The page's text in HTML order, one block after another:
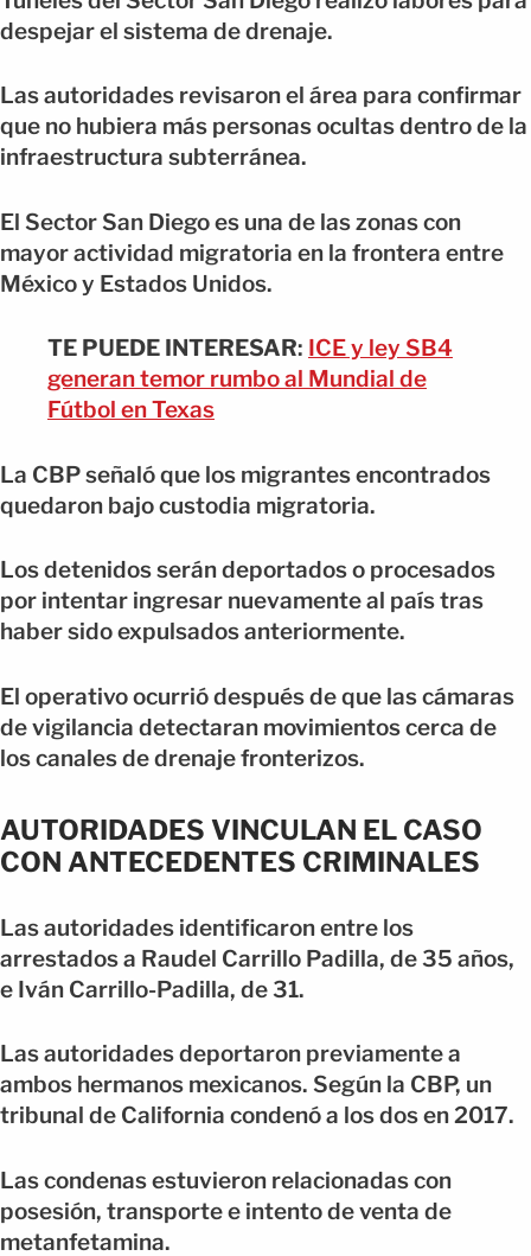
despejar el sistema de drenaje.
Las autoridades revisaron el área para confirmar
que no hubiera más personas ocultas dentro de la
infraestructura subterránea.
El Sector San Diego es una de las zonas con
mayor actividad migratoria en la frontera entre
México y Estados Unidos.
TE PUEDE INTERESAR: ICE y ley SB4
generan temor rumbo al Mundial de
Fútbol en Texas
La CBP señaló que los migrantes encontrados
quedaron bajo custodia migratoria.
Los detenidos serán deportados o procesados
por intentar ingresar nuevamente al país tras
haber sido expulsados anteriormente.
El operativo ocurrió después de que las cámaras
de vigilancia detectaran movimientos cerca de
los canales de drenaje fronterizos.
AUTORIDADES VINCULAN EL CASO
CON ANTECEDENTES CRIMINALES
Las autoridades identificaron entre los
arrestados a Raudel Carrillo Padilla, de 35 años,
e Iván Carrillo-Padilla, de 31.
Las autoridades deportaron previamente a
ambos hermanos mexicanos. Según la CBP, un
tribunal de California condenó a los dos en 2017.
Las condenas estuvieron relacionadas con
posesión, transporte e intento de venta de
metanfetamina.